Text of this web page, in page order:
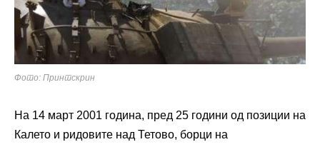
Фото: Принтскрин
На 14 март 2001 година, пред 25 години од позиции на
Калето и ридовите над Тетово, борци на